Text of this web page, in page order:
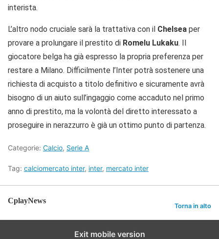
interista.
L’altro nodo cruciale sarà la trattativa con il Chelsea per
provare a prolungare il prestito di Romelu Lukaku. Il
giocatore belga ha già espresso la propria preferenza per
restare a Milano. Difficilmente l’Inter potrà sostenere una
richiesta di acquisto a titolo definitivo e sicuramente avrà
bisogno di un aiuto sull’ingaggio come accaduto nel primo
anno di prestito, ma la volontà del diretto interessato a
proseguire in nerazzurro è già un ottimo punto di partenza.
Categorie: Calcio, Serie A
Tag: calciomercato inter, inter, mercato inter
CplayNews
Torna in alto
Exit mobile version